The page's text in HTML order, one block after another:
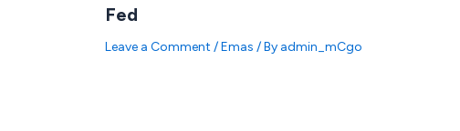
Fed
Leave a Comment /Emas / By admin_mCgo